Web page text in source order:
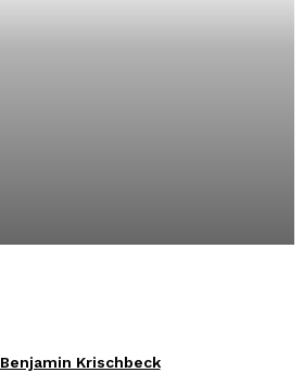
Benjamin Krischbeck